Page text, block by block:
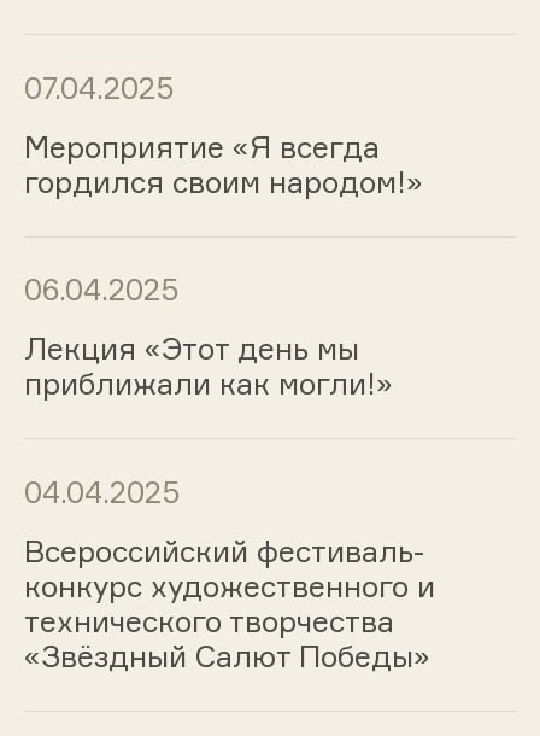
07.04.2025
Мероприятие «Я всегда
гордился своим народом!»
06.04.2025
Лекция «Этот день мы
приближали как могли!»
04.04.2025
Всероссийский фестиваль-
конкурс художественного и
технического творчества
«Звёздный Салют Победы»